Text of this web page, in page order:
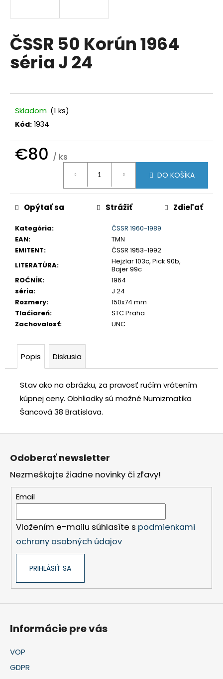
ČSSR 50 Korún 1964
séria J 24
Skladom (1 ks)
Kód: 1934
€80 / ks
DO KOŠÍKA
Kategória:
ČSSR 1960-1989
EAN:
TMN
EMITENT:
ČSSR 1953-1992
LITERATÚRA:
Hejzlar 103c, Pick 90b,
Bajer 99c
ROČNÍK:
1964
séria:
J 24
Rozmery:
150x74 mm
Tlačiareň:
STC Praha
Zachovalosť: UNC
Opýtať sa Strážiť Zdieľať
Popis Diskusia
Stav ako na obrázku, za pravosť ručím vrátením
kúpnej ceny. Obhliadky sú možné Numizmatika
Šancová 38 Bratislava.
s
ť
?
o
č
a
m
e
SLOVENSKO
20
EURO
2002
SÉRIA
€70
Z
Odoberať newsletter
Nezmeškajte žiadne novinky či zľavy!
Email
Vložením e-mailu súhlasíte s podmienkami
ochrany osobných údajov
PRIHLÁSIŤ SA
Informácie pre vás
VOP
GDPR